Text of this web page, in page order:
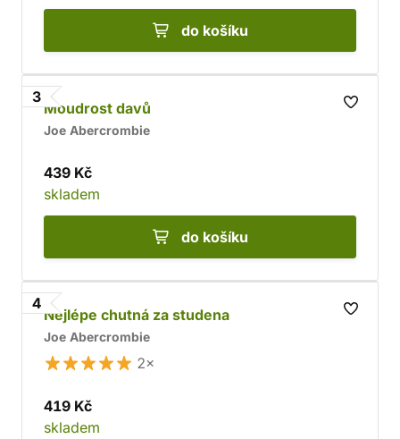
do košíku
3
Moudrost davů
Joe Abercrombie
439 Kč
skladem
do košíku
4
Nejlépe chutná za studena
Joe Abercrombie
2×
419 Kč
skladem